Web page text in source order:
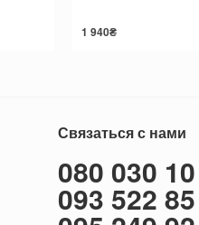
1 940₴
Связаться с нами
080 030
093 522